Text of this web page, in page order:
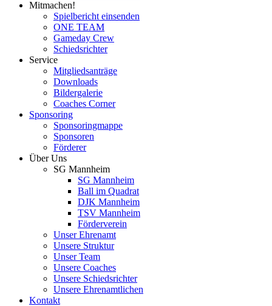
Mitmachen!
Spielbericht einsenden
ONE TEAM
Gameday Crew
Schiedsrichter
Service
Mitgliedsanträge
Downloads
Bildergalerie
Coaches Corner
Sponsoring
Sponsoringmappe
Sponsoren
Förderer
Über Uns
SG Mannheim
SG Mannheim
Ball im Quadrat
DJK Mannheim
TSV Mannheim
Förderverein
Unser Ehrenamt
Unsere Struktur
Unser Team
Unsere Coaches
Unsere Schiedsrichter
Unsere Ehrenamtlichen
Kontakt